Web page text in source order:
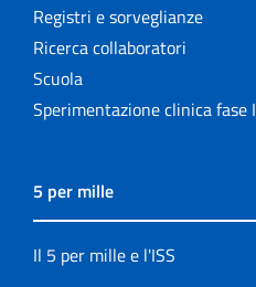
Registri e sorveglianze
Ricerca collaboratori
Scuola
Sperimentazione clinica fase I
5 per mille
Il 5 per mille e l'ISS